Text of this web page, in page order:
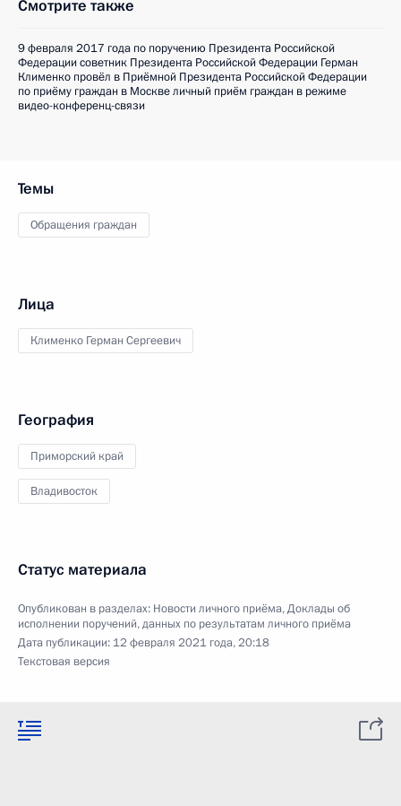
Смотрите также
9 февраля 2017 года по поручению Президента Российской
Федерации советник Президента Российской Федерации Герман
Клименко провёл в Приёмной Президента Российской Федерации
по приёму граждан в Москве личный приём граждан в режиме
видео-конференц-связи
Темы
Обращения граждан
Лица
Клименко Герман Сергеевич
География
Приморский край
Владивосток
Статус материала
Опубликован в разделах: Новости личного приёма,Доклады об
исполнении поручений, данных по результатам личного приёма
Дата публикации: 12 февраля 2021 года, 20:18
Текстовая версия